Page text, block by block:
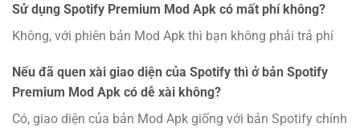
Sử dụng Spotify Premium Mod Apk có mất phí không?
Không, với phiên bản Mod Apk thì bạn không phải trả phí
Nếu đã quen xài giao diện của Spotify thì ở bản Spotify
Premium Mod Apk có dễ xài không?
Có, giao diện của bản Mod Apk giống với bản Spotify chính